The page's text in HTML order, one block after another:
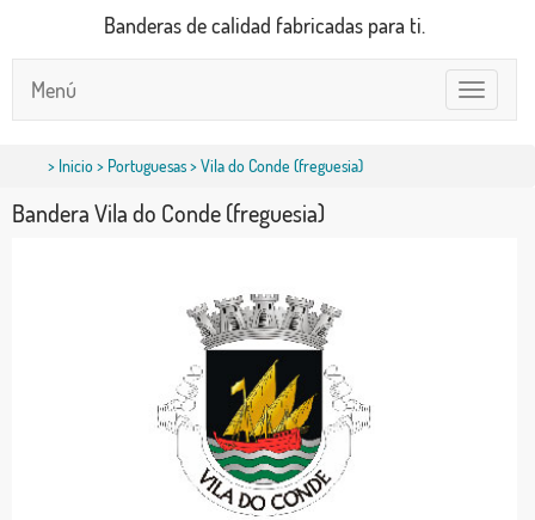
Banderas de calidad fabricadas para ti.
Toggle
navigation
Menú
> Inicio> Portuguesas> Vila do Conde (freguesia)
Bandera Vila do Conde (freguesia)